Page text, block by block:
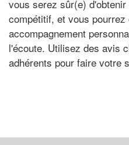
vous serez sûr(e)
compétitif, et vous
accompagnement
l'écoute. Utilisez des avis
adhérents pour faire votre